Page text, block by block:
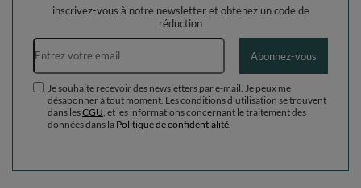
inscrivez-vous à notre newsletter et obtenez un code de
réduction
Adresse e-mail
Abonnez-vous
Je souhaite recevoir des newsletters par e-mail. Je peux me
désabonner à tout moment. Les conditions d’utilisation se trouvent
dans lesCGU , et les informations concernant le traitement des
données dans la Politique de confidentialité